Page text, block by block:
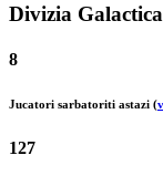
Divizia
8
Jucatori sarbatoriti astazi (
127